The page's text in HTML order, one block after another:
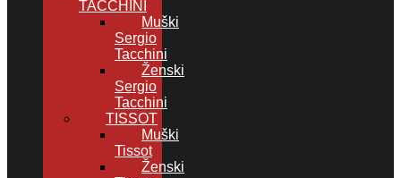
TACCHINI
Muški
Sergio
Tacchini
Ženski
Sergio
Tacchini
TISSOT
Muški
Tissot
Ženski